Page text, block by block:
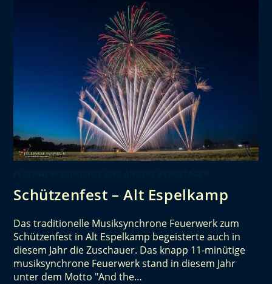
Schützenfest – Alt Espelkamp
Das traditionelle Musiksynchrone Feuerwerk zum
Schützenfest in Alt Espelkamp begeisterte auch in
diesem Jahr die Zuschauer. Das knapp 11-minütige
musiksynchrone Feuerwerk stand in diesem Jahr
unter dem Motto "And the…